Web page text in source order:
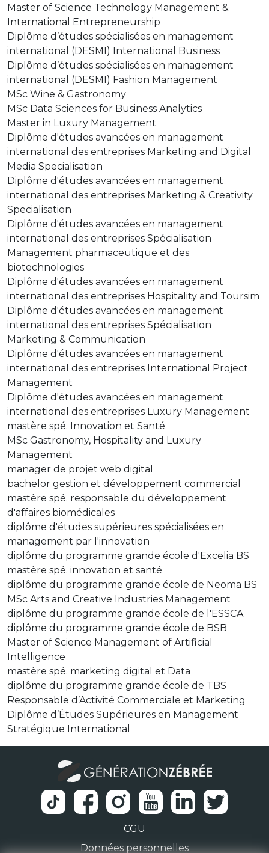
Master of Science Technology Management &
International Entrepreneurship
Diplôme d’études spécialisées en management
international (DESMI) International Business
Diplôme d’études spécialisées en management
international (DESMI) Fashion Management
MSc Wine & Gastronomy
MSc Data Sciences for Business Analytics
Master in Luxury Management
Diplôme d'études avancées en management
international des entreprises Marketing and Digital
Media Specialisation
Diplôme d'études avancées en management
international des entreprises Marketing & Creativity
Specialisation
Diplôme d'études avancées en management
international des entreprises Spécialisation
Management pharmaceutique et des
biotechnologies
Diplôme d'études avancées en management
international des entreprises Hospitality and Toursim
Diplôme d'études avancées en management
international des entreprises Spécialisation
Marketing & Communication
Diplôme d'études avancées en management
international des entreprises International Project
Management
Diplôme d'études avancées en management
international des entreprises Luxury Management
mastère spé. Innovation et Santé
MSc Gastronomy, Hospitality and Luxury
Management
manager de projet web digital
bachelor gestion et développement commercial
mastère spé. responsable du développement
d'affaires biomédicales
diplôme d'études supérieures spécialisées en
management par l'innovation
diplôme du programme grande école d'Excelia BS
mastère spé. innovation et santé
diplôme du programme grande école de Neoma BS
MSc Arts and Creative Industries Management
diplôme du programme grande école de l'ESSCA
diplôme du programme grande école de BSB
Master of Science Management of Artificial
Intelligence
mastère spé. marketing digital et Data
diplôme du programme grande école de TBS
Responsable d’Activité Commerciale et Marketing
Diplôme d’Études Supérieures en Management
Stratégique International
CGU
Données personnelles